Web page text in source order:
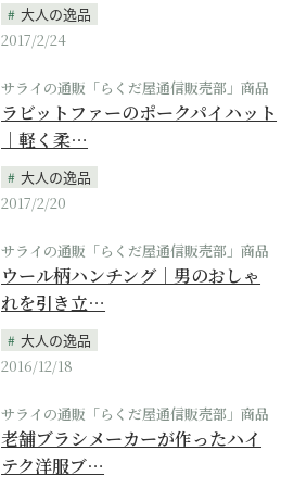
大人の逸品
2017/2/24
サライの通販「らくだ屋通信販売部」商品
ラビットファーのポークパイハット
｜軽く柔…
大人の逸品
2017/2/20
サライの通販「らくだ屋通信販売部」商品
ウール柄ハンチング｜男のおしゃ
れを引き立…
大人の逸品
2016/12/18
サライの通販「らくだ屋通信販売部」商品
老舗ブラシメーカーが作ったハイ
テク洋服ブ…